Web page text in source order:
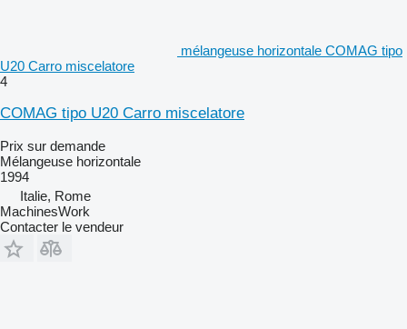
mélangeuse horizontale COMAG tipo
U20 Carro miscelatore
4
COMAG tipo U20 Carro miscelatore
Prix sur demande
Mélangeuse horizontale
1994
Italie, Rome
MachinesWork
Contacter le vendeur